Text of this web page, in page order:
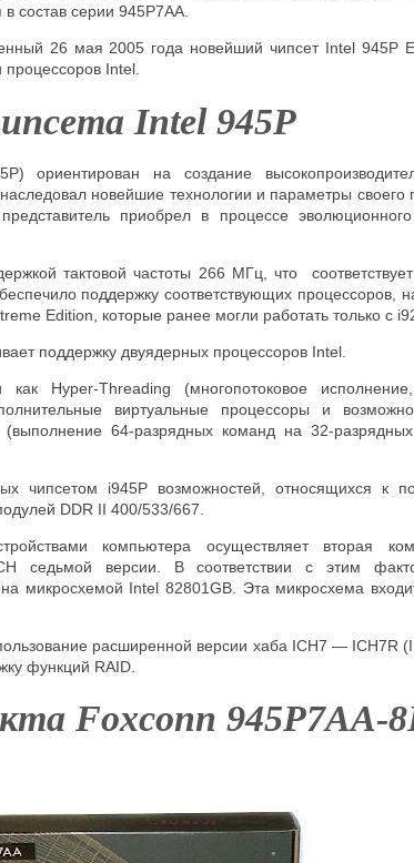
состав серии 945P7AA.
26 мая 2005 года новейший чипсет Intel 945P
Intel.
Intel945P
ориентирован на создание
новейшие технологии и параметры своего
приобрел в процессе
тактовой частоты 266 МГц, что
поддержку соответствующих процессоров,
Edition, которые ранее могли работать только с
поддержку двуядерных процессоров Intel.
Hyper-Threading (многопотоковое
виртуальные процессоры и
64-разрядных команд на 32-
чипсетом i945P возможностей, относящихся к
DDR II 400/533/667.
компьютера осуществляет вторая
седьмой версии. В соответствии с этим
микросхемой Intel 82801GB. Эта микросхема
расширенной версии хаба ICH7 — ICH7R
функций RAID.
Foxconn 945P7AA-